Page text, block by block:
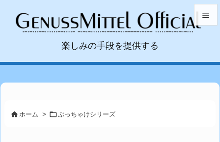
楽しみの手段を提供する


 ホーム > ぶっちゃけシリーズ